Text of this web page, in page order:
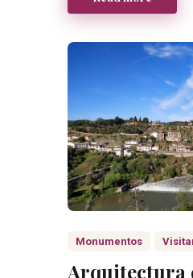
Monumentos
Arquitectura